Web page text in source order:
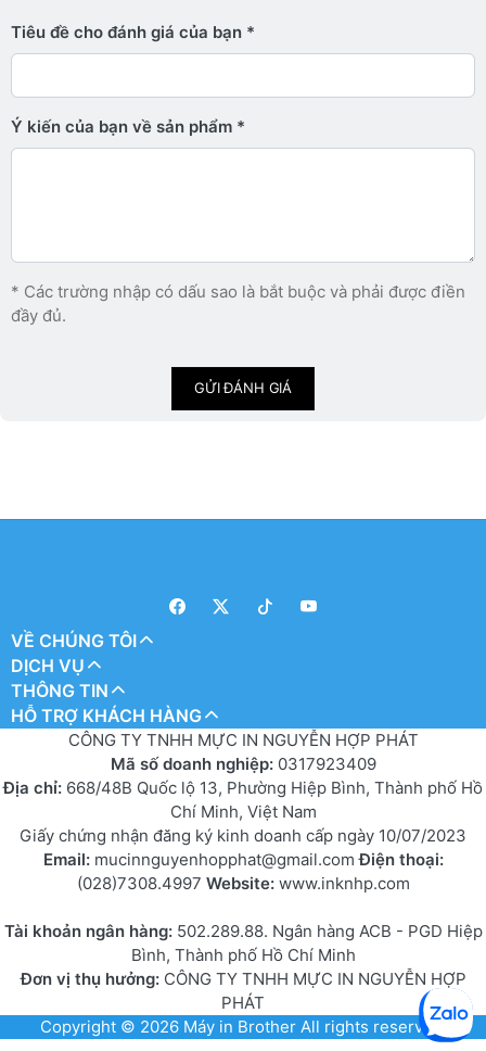
Tiêu đề cho đánh giá của bạn
Ý kiến ​​của bạn về sản phẩm
* Các trường nhập có dấu sao là bắt buộc và phải được điền
đầy đủ.
GỬI ĐÁNH GIÁ
VỀ CHÚNG TÔI
DỊCH VỤ
THÔNG TIN
HỖ TRỢ KHÁCH HÀNG
CÔNG TY TNHH MỰC IN NGUYỄN HỢP PHÁT
Mã số doanh nghiệp: 0317923409
Địa chỉ: 668/48B Quốc lộ 13, Phường Hiệp Bình, Thành phố Hồ
Chí Minh, Việt Nam
Giấy chứng nhận đăng ký kinh doanh cấp ngày 10/07/2023
Email: mucinnguyenhopphat@gmail.comĐiện thoại:
(028)7308.4997 Website: www.inknhp.com
Tài khoản ngân hàng: 502.289.88. Ngân hàng ACB - PGD Hiệp
Bình, Thành phố Hồ Chí Minh
Đơn vị thụ hưởng:CÔNG TY TNHH MỰC IN NGUYỄN HỢP
PHÁT
Copyright © 2026 Máy in BrotherAll rights reserved.